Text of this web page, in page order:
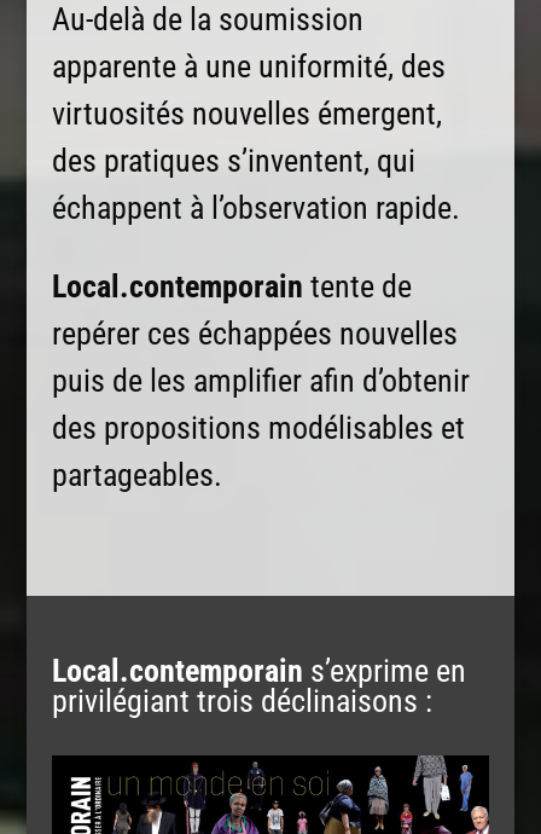
Au-delà de la soumission
apparente à une uniformité, des
virtuosités nouvelles émergent,
des pratiques s’inventent, qui
échappent à l’observation rapide.
Local.contemporain tente de
repérer ces échappées nouvelles
puis de les amplifier afin d’obtenir
des propositions modélisables et
partageables.
Local.contemporain s’exprime en
privilégiant trois déclinaisons :